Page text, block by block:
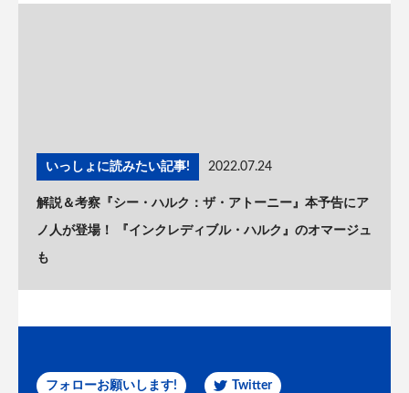
いっしょに読みたい記事! 2022.07.24
解説＆考察『シー・ハルク：ザ・アトーニー』本予告にア
ノ人が登場！ 『インクレディブル・ハルク』のオマージュ
も
フォローお願いします! Twitter